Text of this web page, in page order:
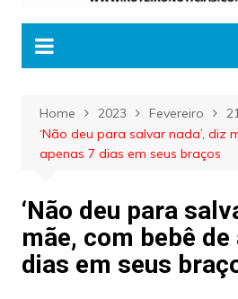
Home 2023 Fevereiro
‘Não deu para salvar nada’, diz
apenas 7 dias em seus braços
‘Não deu para
mãe, com bebê de
dias em seus